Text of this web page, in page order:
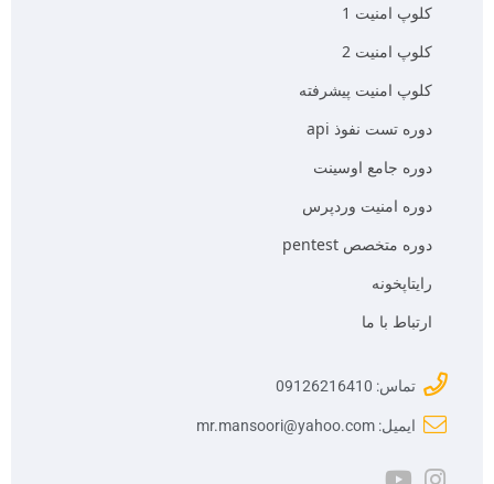
کلوپ امنیت 1
کلوپ امنیت 2
کلوپ امنیت پیشرفته
دوره تست نفوذ api
دوره جامع اوسینت
دوره امنیت وردپرس
دوره متخصص pentest
رایتاپخونه
ارتباط با ما
تماس: 09126216410
ایمیل: mr.mansoori@yahoo.com